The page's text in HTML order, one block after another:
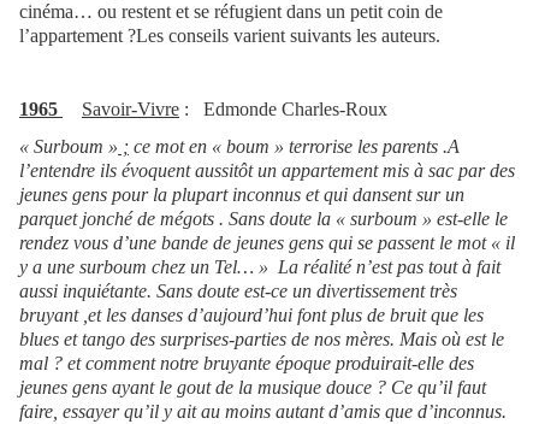
cinéma… ou restent et se réfugient dans un petit coin de
l’appartement ?Les conseils varient suivants les auteurs.
1965 Savoir-Vivre : Edmonde Charles-Roux
« Surboum » ; ce mot en « boum » terrorise les parents .A
l’entendre ils évoquent aussitôt un appartement mis à sac par des
jeunes gens pour la plupart inconnus et qui dansent sur un
parquet jonché de mégots . Sans doute la « surboum » est-elle le
rendez vous d’une bande de jeunes gens qui se passent le mot « il
y a une surboum chez un Tel… » La réalité n’est pas tout à fait
aussi inquiétante. Sans doute est-ce un divertissement très
bruyant ,et les danses d’aujourd’hui font plus de bruit que les
blues et tango des surprises-parties de nos mères. Mais où est le
mal ? et comment notre bruyante époque produirait-elle des
jeunes gens ayant le gout de la musique douce ? Ce qu’il faut
faire, essayer qu’il y ait au moins autant d’amis que d’inconnus.